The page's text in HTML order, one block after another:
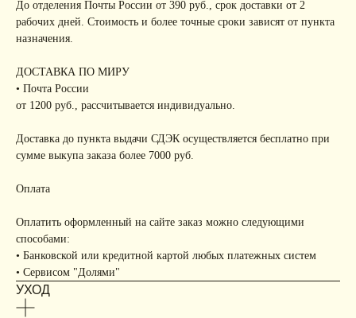
До отделения Почты России от 390 руб., срок доставки от 2
рабочих дней. Стоимость и более точные сроки зависят от пункта
назначения.
ДОСТАВКА ПО МИРУ
• Почта России
от 1200 руб., рассчитывается индивидуально.
Доставка до пункта выдачи СДЭК осуществляется бесплатно при
сумме выкупа заказа более 7000 руб.
Оплата
Оплатить оформленный на сайте заказ можно следующими
способами:
• Банковской или кредитной картой любых платежных систем
• Сервисом "Долями"
УХОД